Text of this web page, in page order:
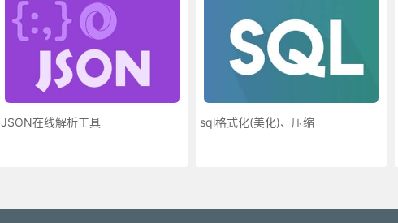
JSON在线解析工具 sql格式化(美化)、压缩